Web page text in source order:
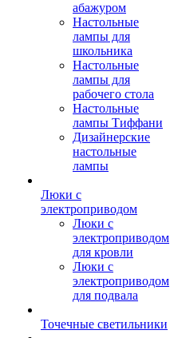
абажуром
Настольные
лампы для
школьника
Настольные
лампы для
рабочего стола
Настольные
лампы Тиффани
Дизайнерские
настольные
лампы
Люки с
электроприводом
Люки с
электроприводом
для кровли
Люки с
электроприводом
для подвала
Точечные светильники